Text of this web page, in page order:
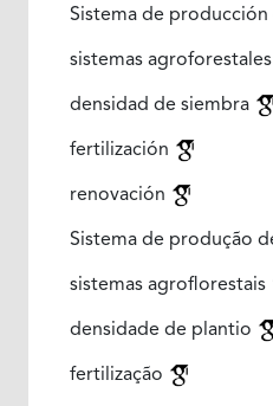
Sistema de producción
sistemas agroforestales
densidad de siembra
fertilización
renovación
Sistema de produção
sistemas agroflorestais
densidade de plantio
fertilização